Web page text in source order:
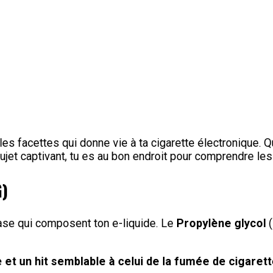
facettes qui donne vie à ta cigarette électronique.
captivant, tu es au bon endroit pour comprendre
qui composent ton e-liquide. Le Propylène glycol
un hit semblable à celui de la fumée de